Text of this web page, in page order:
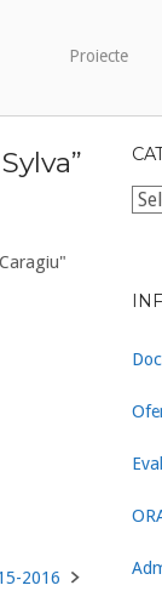
Proiecte
2016